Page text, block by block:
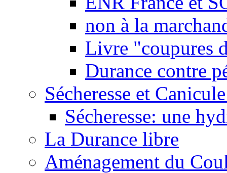
non à la
Livre "coupures
Durance contre
Sécheresse et
Sécheresse: une
La Durance libre
Aménagement du